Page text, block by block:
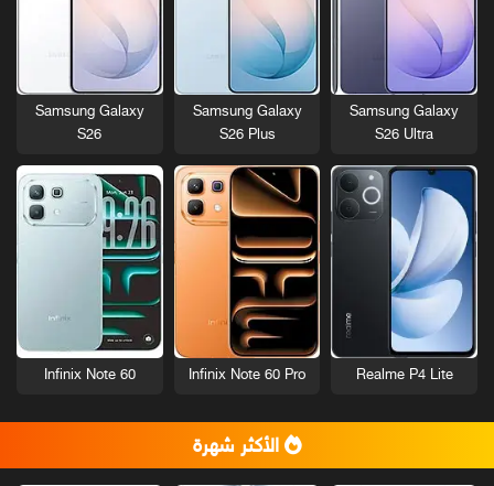
Samsung Galaxy
S26 Ultra
Samsung Galaxy
S26 Plus
Samsung Galaxy
S26
Realme P4 Lite
Infinix Note 60 Pro
Infinix Note 60
الأكثر شهرة